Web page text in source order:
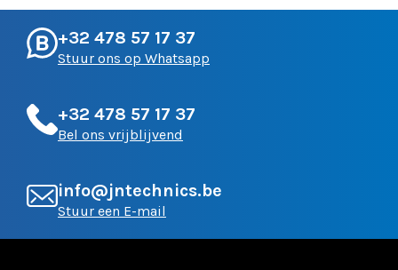
+32 478 57 17 37
Stuur ons op Whatsapp
+32 478 57 17 37
Bel ons vrijblijvend
info@jntechnics.be
Stuur een E-mail